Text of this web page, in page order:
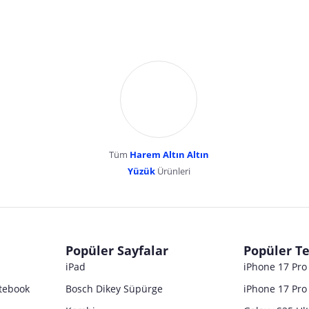
YENİBOSNA MERKEZ MAH LADİN SOK
Tüm Harem Altın Altın
YüzükÜrünleri
Popüler Sayfalar
iPad
Bosch Dikey Süpürge
Popüler
iPhone 17
iPhone 17 Pro